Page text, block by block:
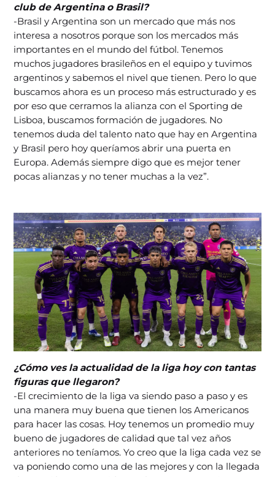
club de Argentina o Brasil?
-Brasil y Argentina son un mercado que más nos
interesa a nosotros porque son los mercados más
importantes en el mundo del fútbol. Tenemos
muchos jugadores brasileños en el equipo y tuvimos
argentinos y sabemos el nivel que tienen. Pero lo que
buscamos ahora es un proceso más estructurado y es
por eso que cerramos la alianza con el Sporting de
Lisboa, buscamos formación de jugadores. No
tenemos duda del talento nato que hay en Argentina
y Brasil pero hoy queríamos abrir una puerta en
Europa. Además siempre digo que es mejor tener
pocas alianzas y no tener muchas a la vez”.
¿Cómo ves la actualidad de la liga hoy con tantas
figuras que llegaron?
-El crecimiento de la liga va siendo paso a paso y es
una manera muy buena que tienen los Americanos
para hacer las cosas. Hoy tenemos un promedio muy
bueno de jugadores de calidad que tal vez años
anteriores no teníamos. Yo creo que la liga cada vez se
va poniendo como una de las mejores y con la llegada